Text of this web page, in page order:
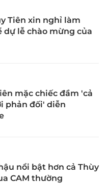
Tiên xin nghỉ làm
dự lễ chào mừng của
mặc chiếc đầm 'cả
phản đối' diễn
nổi bật hơn cả Thùy
CAM thường